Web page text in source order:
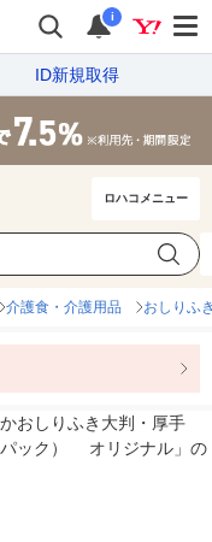
i
ID新規取得
ロハコメニュー
介護食・介護用品 おしりふ